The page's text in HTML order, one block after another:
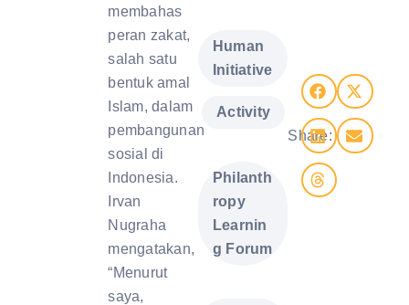
membahas
peran zakat,
salah satu
bentuk amal
Islam, dalam
pembangunan
sosial di
Indonesia.
Irvan
Nugraha
mengatakan,
“Menurut
saya,
Human
Initiative
Activity
Philanth
ropy
Learnin
g Forum
Share: